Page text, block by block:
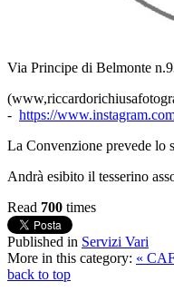
Via Principe di Belmonte
- https://
La Convenzione prevede lo
Andrà esibito il tesserino
Read 700 times
Published in Servizi Vari
More in this category: «
back to top